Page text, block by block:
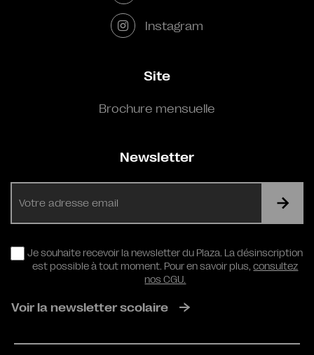
Instagram
Site
Brochure mensuelle
Newsletter
RGPD
Je souhaite recevoir la newsletter du Plaza. La désinscription
est possible à tout moment. Pour en savoir plus,consultez
nos CGU.
Voir la newsletter scolaire